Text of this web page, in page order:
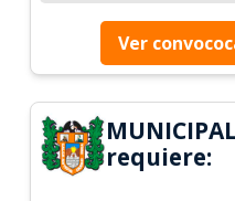
Ver
requiere: